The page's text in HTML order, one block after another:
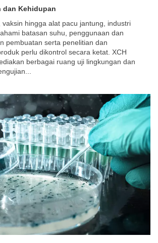
dan Kehidupan
vaksin hingga alat pacu jantung, industri
batasan suhu, penggunaan dan
pembuatan serta penelitian dan
perlu dikontrol secara ketat. XCH
berbagai ruang uji lingkungan dan